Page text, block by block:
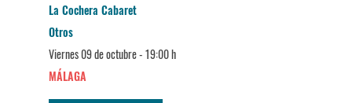
La Cochera Cabaret
Otros
Viernes 09 de octubre -19:00 h
MÁLAGA